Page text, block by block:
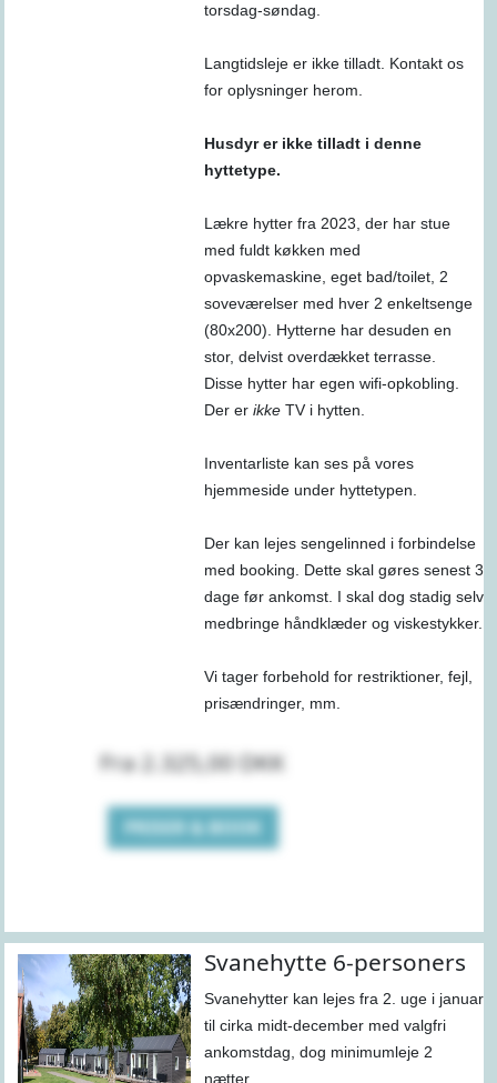
torsdag-søndag.
Langtidsleje er ikke tilladt. Kontakt os
for oplysninger herom.
Husdyr er ikke tilladt i denne
hyttetype.
Lækre hytter fra 2023, der har stue
med fuldt køkken med
opvaskemaskine, eget bad/toilet, 2
soveværelser med hver 2 enkeltsenge
(80x200). Hytterne har desuden en
stor, delvist overdækket terrasse.
Disse hytter har egen wifi-opkobling.
Der er ikke TV i hytten.
Inventarliste kan ses på vores
hjemmeside under hyttetypen.
Der kan lejes sengelinned i forbindelse
med booking. Dette skal gøres senest 3
dage før ankomst. I skal dog stadig selv
medbringe håndklæder og viskestykker.
Vi tager forbehold for restriktioner, fejl,
prisændringer, mm.
Fra 2.325,00 DKK
PRISER & BOOK
Svanehytte 6-personers
Svanehytter kan lejes fra 2. uge i januar
til cirka midt-december med valgfri
ankomstdag, dog minimumleje 2
nætter.